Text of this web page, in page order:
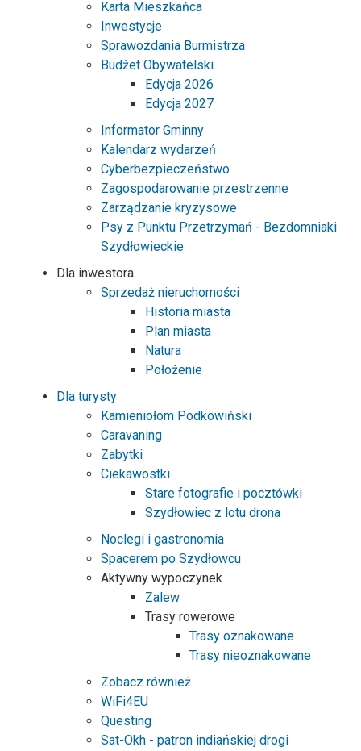
Karta Mieszkańca
Inwestycje
Sprawozdania Burmistrza
Budżet Obywatelski
Edycja 2026
Edycja 2027
Informator Gminny
Kalendarz wydarzeń
Cyberbezpieczeństwo
Zagospodarowanie przestrzenne
Zarządzanie kryzysowe
Psy z Punktu Przetrzymań - Bezdomniaki
Szydłowieckie
Dla inwestora
Sprzedaż nieruchomości
Historia miasta
Plan miasta
Natura
Położenie
Dla turysty
Kamieniołom Podkowiński
Caravaning
Zabytki
Ciekawostki
Stare fotografie i pocztówki
Szydłowiec z lotu drona
Noclegi i gastronomia
Spacerem po Szydłowcu
Aktywny wypoczynek
Zalew
Trasy rowerowe
Trasy oznakowane
Trasy nieoznakowane
Zobacz również
WiFi4EU
Questing
Sat-Okh - patron indiańskiej drogi